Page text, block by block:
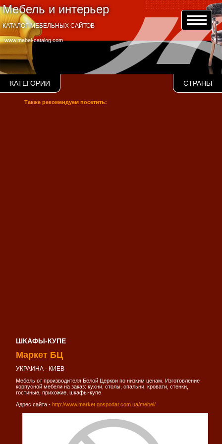
Мебель и интерьер
www.mebel-catalog.com
КАТАЛОГ МЕБЕЛЬНЫХ САЙТОВ
КАТЕГОРИИ СТРАНЫ
Также рекомендуем посетить:
ШКАФЫ-КУПЕ
Маркет БЦ
УКРАИНА - КИЕВ
Мебель от производителя Белой Церкви по низким ценам. Изготовление
корпусной мебели на заказ: кухни, столы, спальни, кровати, стенки,
гостиные, прихожие, шкафы-купе
Адрес сайта - http://www.market.gospodar.com.ua/mebel/